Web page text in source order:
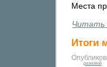
Места
Читать
Итоги
разнобой